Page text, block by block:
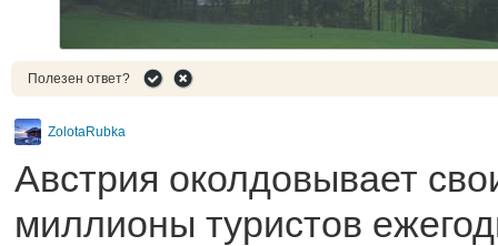
Полезен ответ?
ZolotaRubka
Австрия околдовывает
миллионы туристов